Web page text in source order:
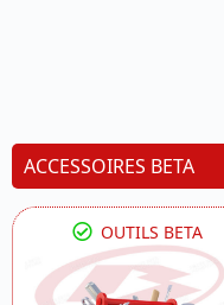
ACCESSOIRES BETA
OUTILS BETA